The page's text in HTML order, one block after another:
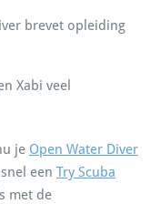
Xabi veel
je Open Water Diver
een Try Scuba
met de